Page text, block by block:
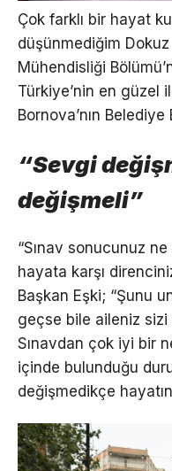
Çok farklı bir hayat
düşünmediğim
Mühendisliği
Türkiye’nin en güzel
Bornova’nın Belediye
“Sevgi
değişmeli”
“Sınav sonucunuz
hayata karşı
Başkan Eşki; “Şunu
geçse bile aileniz
Sınavdan çok iyi bir
içinde bulunduğu
değişmedikçe